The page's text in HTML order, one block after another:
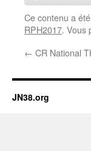
Ce contenu a
RPH2017. Vous
← CR National
JN38.org